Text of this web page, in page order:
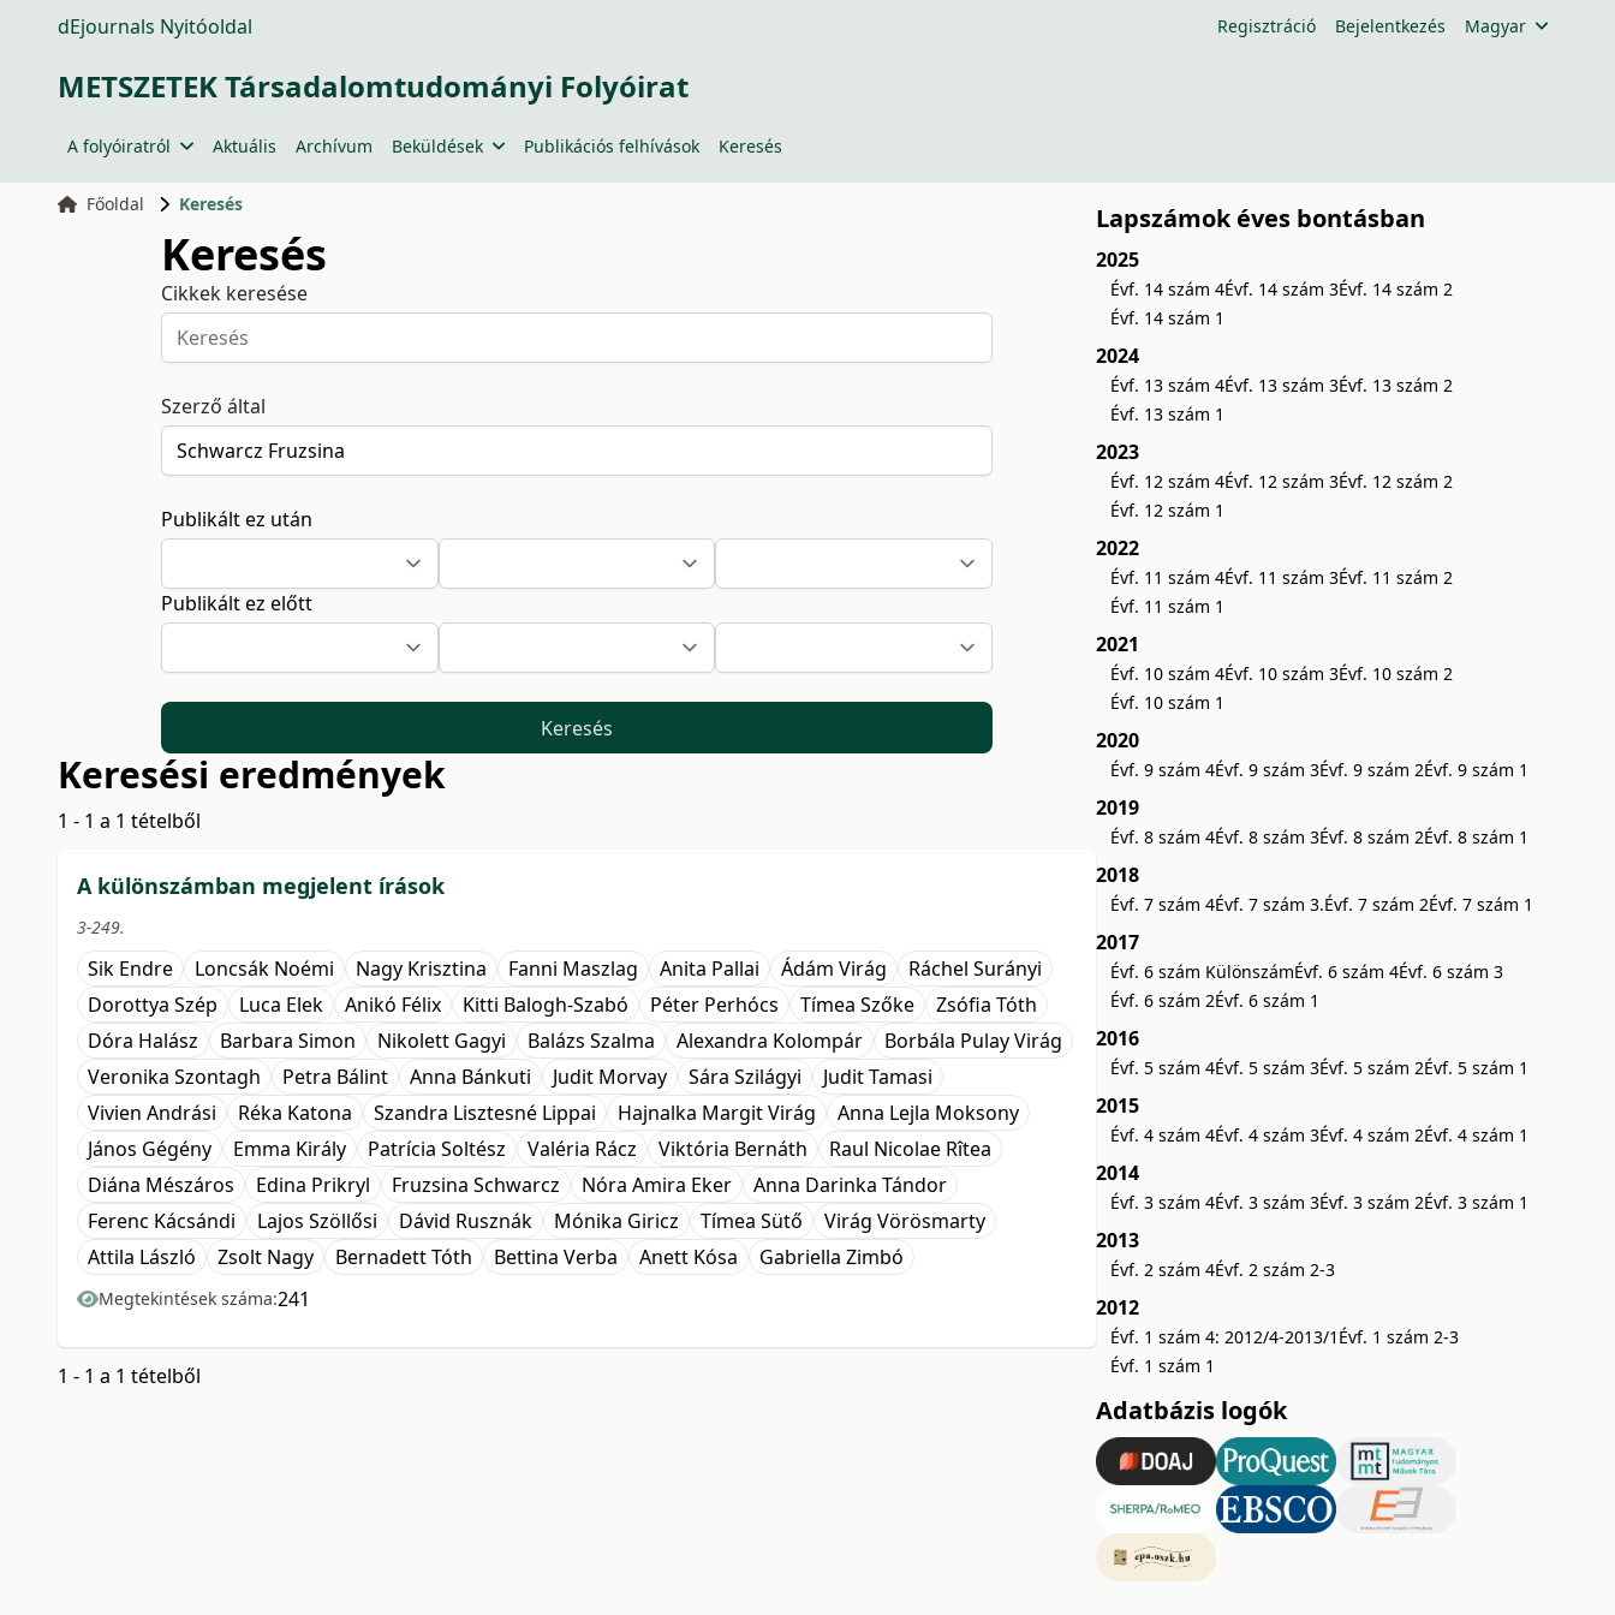
dEjournals Nyitóoldal Regisztráció Bejelentkezés Magyar
METSZETEK Társadalomtudományi Folyóirat
A folyóiratról Aktuális Archívum Beküldések Publikációs felhívások Keresés
Főoldal Keresés
Keresés
Cikkek keresése
Szerző által
Publikált ez után
Publikált ez előtt
Keresés
Keresési eredmények
1 - 1 a 1 tételből
A különszámban megjelent írások
3-249.
Sik Endre Loncsák Noémi Nagy Krisztina Fanni Maszlag Anita Pallai Ádám Virág
Ráchel Surányi
Dorottya Szép
Luca Elek Anikó Félix Kitti Balogh-Szabó Péter Perhócs Tímea Szőke
Zsófia Tóth
Dóra Halász
Barbara Simon Nikolett Gagyi Balázs Szalma Alexandra Kolompár
Borbála Pulay Virág
Veronika Szontagh
Petra Bálint Anna Bánkuti Judit Morvay Sára Szilágyi
Judit Tamasi
Vivien Andrási
Réka Katona Szandra Lisztesné Lippai Hajnalka Margit Virág
Anna Lejla Moksony
János Gégény
Emma Király Patrícia Soltész Valéria Rácz Viktória Bernáth
Raul Nicolae Rîtea
Diána Mészáros
Edina Prikryl Fruzsina Schwarcz Nóra Amira Eker
Anna Darinka Tándor
Ferenc Kácsándi
Lajos Szöllősi Dávid Rusznák Mónika Giricz Tímea Sütő
Virág Vörösmarty
Attila László
Zsolt Nagy Bernadett Tóth Bettina Verba Anett Kósa Gabriella Zimbó
Megtekintések száma:241
1 - 1 a 1 tételből
Lapszámok éves bontásban
2025
Évf. 14 szám 4Évf. 14 szám 3Évf. 14 szám 2
Évf. 14 szám 1
2024
Évf. 13 szám 4Évf. 13 szám 3Évf. 13 szám 2
Évf. 13 szám 1
2023
Évf. 12 szám 4Évf. 12 szám 3Évf. 12 szám 2
Évf. 12 szám 1
2022
Évf. 11 szám 4Évf. 11 szám 3Évf. 11 szám 2
Évf. 11 szám 1
2021
Évf. 10 szám 4Évf. 10 szám 3Évf. 10 szám 2
Évf. 10 szám 1
2020
Évf. 9 szám 4Évf. 9 szám 3Évf. 9 szám 2Évf. 9 szám 1
2019
Évf. 8 szám 4Évf. 8 szám 3Évf. 8 szám 2Évf. 8 szám 1
2018
Évf. 7 szám 4Évf. 7 szám 3.Évf. 7 szám 2Évf. 7 szám 1
2017
Évf. 6 szám KülönszámÉvf. 6 szám 4Évf. 6 szám 3
Évf. 6 szám 2Évf. 6 szám 1
2016
Évf. 5 szám 4Évf. 5 szám 3Évf. 5 szám 2Évf. 5 szám 1
2015
Évf. 4 szám 4Évf. 4 szám 3Évf. 4 szám 2Évf. 4 szám 1
2014
Évf. 3 szám 4Évf. 3 szám 3Évf. 3 szám 2Évf. 3 szám 1
2013
Évf. 2 szám 4Évf. 2 szám 2-3
2012
Évf. 1 szám 4: 2012/4-2013/1 Évf. 1 szám 2-3
Évf. 1 szám 1
Adatbázis logók